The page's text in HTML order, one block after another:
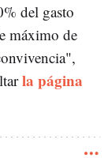
del gasto
máximo de
la página